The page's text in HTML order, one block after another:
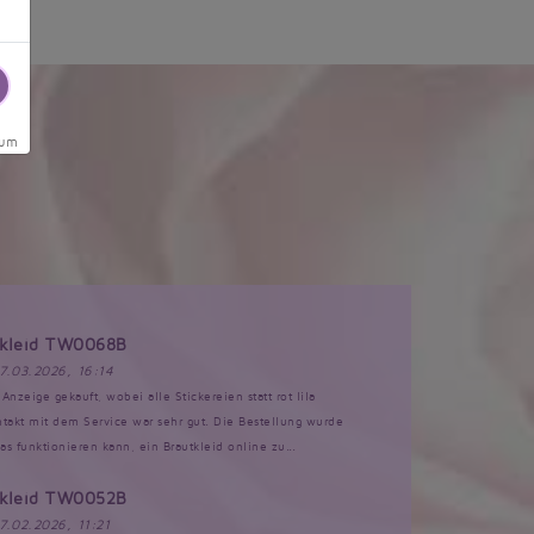
TW0068B
16:14
gekauft, wobei alle Stickereien statt rot lila
mit dem Service war sehr gut. Die Bestellung wurde
funktionieren kann, ein Brautkleid online zu...
TW0052B
11:21